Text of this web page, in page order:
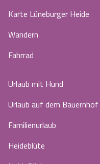
Karte Lüneburger Heide
Wandern
Fahrrad
Urlaub mit Hund
Urlaub auf dem Bauernhof
Familienurlaub
Heideblüte